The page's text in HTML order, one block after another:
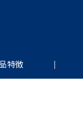
特徴